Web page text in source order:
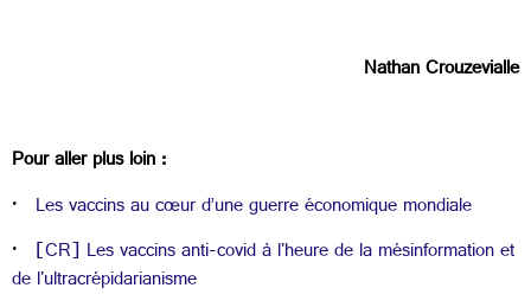
Nathan Crouzevialle
Pour aller plus loin :
· Les vaccins au cœur d’une guerre économique mondiale
· [CR] Les vaccins anti-covid à l'heure de la mésinformation et
de l'ultracrépidarianisme